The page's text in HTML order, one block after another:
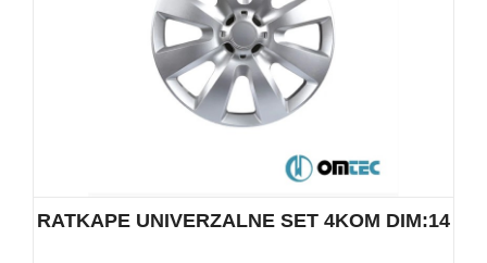
RATKAPE UNIVERZALNE SET 4KOM DIM:14